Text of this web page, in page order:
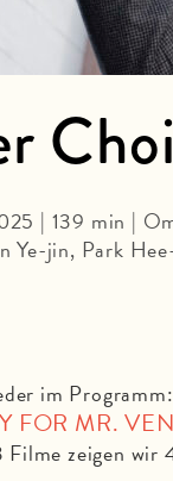
| 139 min |
Ye-jin, Park
im
FOR MR.
Filme zeigen wir